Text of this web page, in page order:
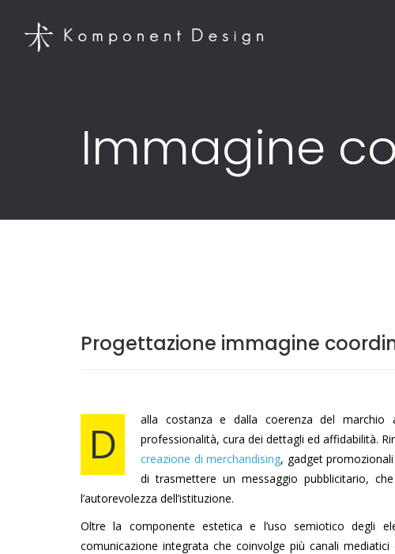
Immagine
Progettazione immagine
D
alla costanza e dalla coerenza del marchio
professionalità, cura dei dettagli ed affidabilità.
creazione di merchandising, gadget
di trasmettere un messaggio pubblicitario,
l’autorevolezza dell’istituzione.
Oltre la componente estetica e l’uso semiotico degli
comunicazione integrata che coinvolge più canali